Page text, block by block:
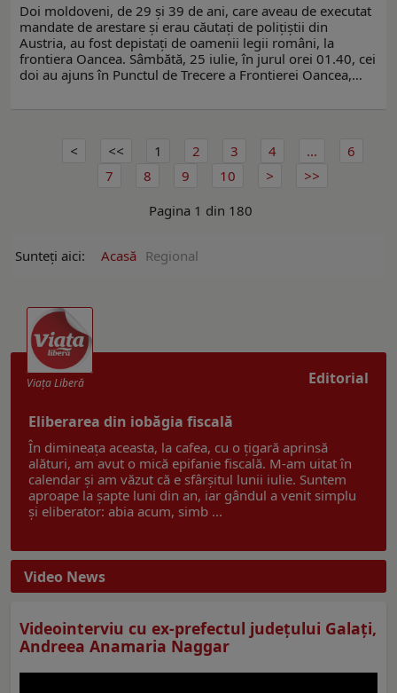
Doi moldoveni, de 29 și 39 de ani, care aveau de executat
mandate de arestare și erau căutați de polițiștii din
Austria, au fost depistați de oamenii legii români, la
frontiera Oancea. Sâmbătă, 25 iulie, în jurul orei 01.40, cei
doi au ajuns în Punctul de Trecere a Frontierei Oancea,…
1 2 3 4 ...
6
7
8 9
10
Pagina 1 din 180
Sunteți aici: Acasă Regional
Editorial
Viaţa Liberă
Eliberarea din iobăgia fiscală
În dimineața aceasta, la cafea, cu o țigară aprinsă
alături, am avut o mică epifanie fiscală. M-am uitat în
calendar și am văzut că e sfârșitul lunii iulie. Suntem
aproape la șapte luni din an, iar gândul a venit simplu
și eliberator: abia acum, simb ...
Video News
Videointerviu cu ex-prefectul judeţului Galaţi,
Andreea Anamaria Naggar